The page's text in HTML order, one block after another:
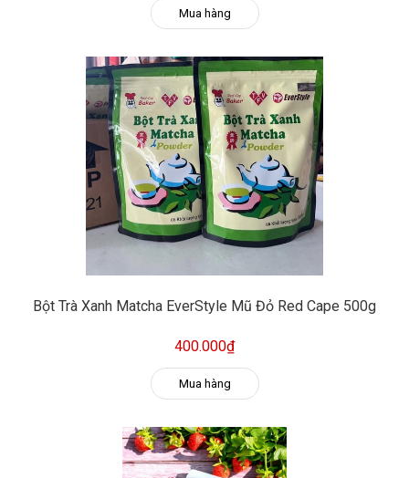
Mua hàng
Bột Trà Xanh Matcha EverStyle Mũ Đỏ Red Cape 500g
400.000₫
Mua hàng